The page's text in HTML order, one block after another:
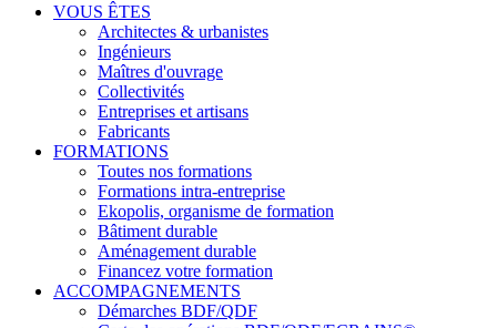
VOUS ÊTES
Architectes & urbanistes
Ingénieurs
Maîtres d'ouvrage
Collectivités
Entreprises et artisans
Fabricants
FORMATIONS
Toutes nos formations
Formations intra-entreprise
Ekopolis, organisme de formation
Bâtiment durable
Aménagement durable
Financez votre formation
ACCOMPAGNEMENTS
Démarches BDF/QDF